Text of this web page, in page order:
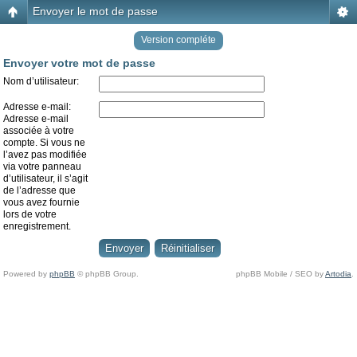
Envoyer le mot de passe
Version compléte
Envoyer votre mot de passe
Nom d’utilisateur:
Adresse e-mail:
Adresse e-mail
associée à votre
compte. Si vous ne
l’avez pas modifiée
via votre panneau
d’utilisateur, il s’agit
de l’adresse que
vous avez fournie
lors de votre
enregistrement.
Powered by phpBB © phpBB Group. phpBB Mobile / SEO byArtodia